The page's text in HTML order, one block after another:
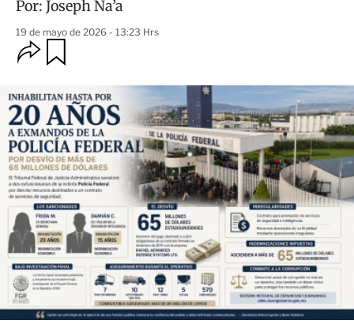
Por: Joseph Na’a
19 de mayo de 2026 - 13:23 Hrs
O
p
i
o
n
e
s
d
e
c
o
m
p
a
r
t
r
d
a
r